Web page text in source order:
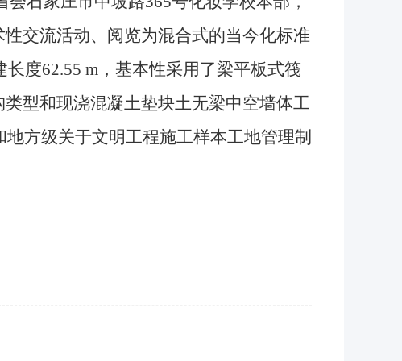
交流活动、阅览为混合式的当今化标准
度62.55 m，基本性采用了梁平板式筏
型和现浇混凝土垫块土无梁中空墙体工
方级关于文明工程施工样本工地管理制